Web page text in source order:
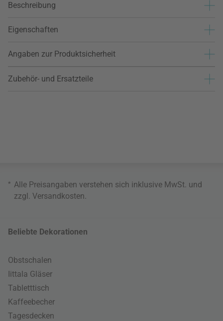
Beschreibung
Eigenschaften
Angaben zur Produktsicherheit
Zubehör- und Ersatzteile
* Alle Preisangaben verstehen sich inklusive MwSt. und
zzgl. Versandkosten
Beliebte Dekorationen
Obstschalen
Iittala Gläser
Tabletttisch
Kaffeebecher
Tagesdecken